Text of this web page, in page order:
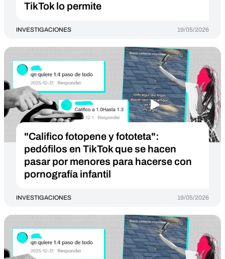
TikTok lo permite
INVESTIGACIONES 19/05/2026
"Califico fotopene y fototeta":
pedófilos en TikTok que se hacen
pasar por menores para hacerse con
pornografía infantil
INVESTIGACIONES 19/05/2026